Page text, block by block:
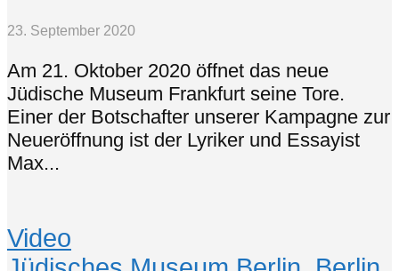
23. September 2020
Am 21. Oktober 2020 öffnet das neue
Jüdische Museum Frankfurt seine Tore.
Einer der Botschafter unserer Kampagne zur
Neueröffnung ist der Lyriker und Essayist
Max...
Video